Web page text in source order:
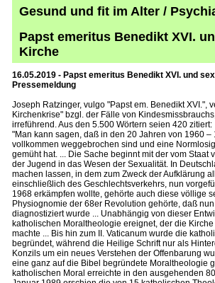
Gesund und fit im Alter /
Papst emeritus Benedikt XVI.
Kirche
16.05.2019 - Papst emeritus Benedikt XVI. und
Pressemeldung
Joseph Ratzinger, vulgo "Papst em. Benedikt XVI.",
Kirchenkrise" bzgl. der Fälle von
irreführend. Aus den 5.500 Wörtern seien 420 zitiert:
"Man kann sagen, daß in den 20 Jahren von 1960
vollkommen weggebrochen sind und eine
gemüht hat. ... Die Sache beginnt mit der vom
der Jugend in das Wesen der Sexualität. In
machen lassen, in dem zum Zweck der Aufklärung
einschließlich des Geschlechtsverkehrs, nun
1968 erkämpfen wollte, gehörte auch diese völlige
Physiognomie der 68er Revolution gehörte, daß
diagnostiziert wurde ... Unabhängig von dieser
katholischen Moraltheologie ereignet, der die
machte ... Bis hin zum II. Vaticanum wurde die
begründet, während die Heilige Schrift nur als
Konzils um ein neues Verstehen der Offenbarung
eine ganz auf die Bibel begründete Moraltheologie
katholischen Moral erreichte in den ausgehenden